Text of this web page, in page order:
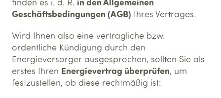
Geschäftsbedingungen (AGB) Ihres Vertrages.
Wird Ihnen also eine vertragliche bzw.
ordentliche Kündigung durch den
Energieversorger ausgesprochen, sollten Sie als
erstes Ihren Energievertrag überprüfen, um
festzustellen, ob diese rechtmäßig ist: